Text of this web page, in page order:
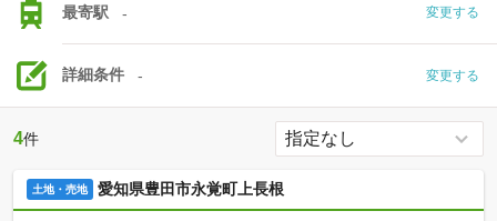
最寄駅 - 変更する
詳細条件 - 変更する
4件
土地・売地 愛知県豊田市永覚町上長根